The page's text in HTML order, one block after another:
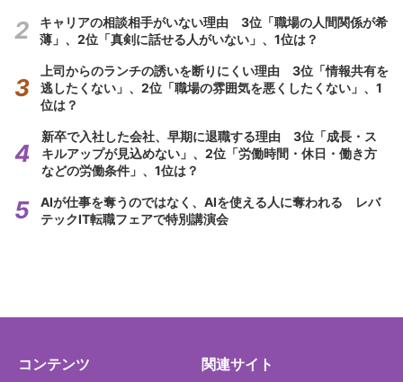
キャリアの相談相手がいない理由 3位「職場の人間関係が希
薄」、2位「真剣に話せる人がいない」、1位は？
上司からのランチの誘いを断りにくい理由 3位「情報共有を
逃したくない」、2位「職場の雰囲気を悪くしたくない」、1
位は？
新卒で入社した会社、早期に退職する理由 3位「成長・ス
キルアップが見込めない」、2位「労働時間・休日・働き方
などの労働条件」、1位は？
AIが仕事を奪うのではなく、AIを使える人に奪われる レバ
テックIT転職フェアで特別講演会
コンテンツ 関連サイト